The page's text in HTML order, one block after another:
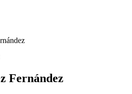
Fernández